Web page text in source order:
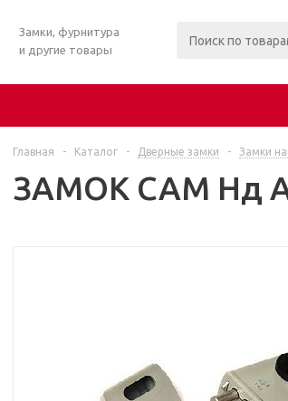
Замки, фурнитура
и другие товары
Главная - Каталог - Дверные замки - Замки
ЗАМОК САМ Нд